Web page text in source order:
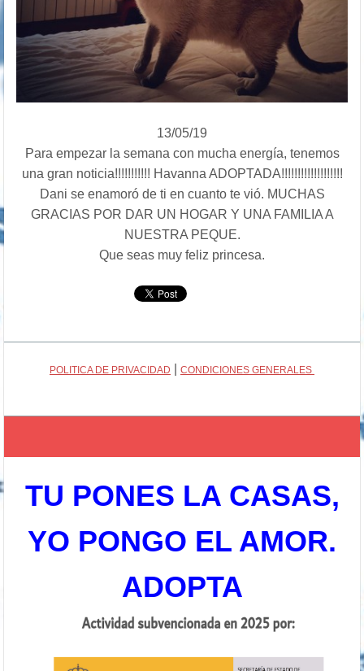
13/05/19
Para empezar la semana con mucha energía, tenemos
una gran noticia!!!!!!!!!!! Havanna ADOPTADA!!!!!!!!!!!!!!!!!!!
Dani se enamoró de ti en cuanto te vió. MUCHAS
GRACIAS POR DAR UN HOGAR Y UNA FAMILIA A
NUESTRA PEQUE.
Que seas muy feliz princesa.
POLITICA DE PRIVACIDAD CONDICIONES GENERALES
TU PONES LA CASAS,
YO PONGO EL AMOR.
ADOPTA